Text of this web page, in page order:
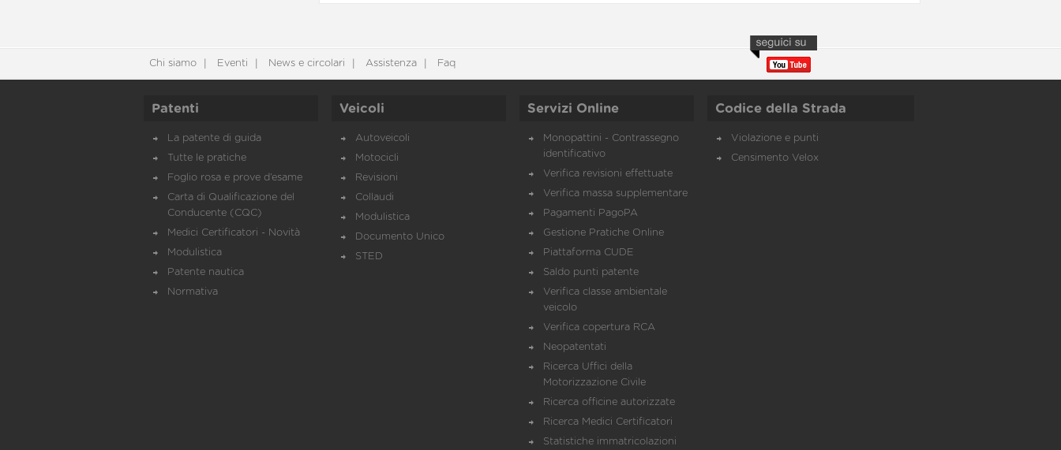
Chi siamo Eventi News e circolari Assistenza Faq
Patenti
La patente di guida
Tutte le pratiche
Foglio rosa e prove d’esame
Carta di Qualificazione del
Conducente (CQC)
Medici Certificatori - Novità
Modulistica
Patente nautica
Normativa
Veicoli
Autoveicoli
Motocicli
Revisioni
Collaudi
Modulistica
Documento Unico
STED
Servizi Online
Monopattini - Contrassegno
identificativo
Verifica revisioni effettuate
Verifica massa supplementare
Pagamenti PagoPA
Gestione Pratiche Online
Piattaforma CUDE
Saldo punti patente
Verifica classe ambientale
veicolo
Verifica copertura RCA
Neopatentati
Ricerca Uffici della
Motorizzazione Civile
Ricerca officine autorizzate
Ricerca Medici Certificatori
Statistiche immatricolazioni
Codice della Strada
Violazione e punti
Censimento Velox